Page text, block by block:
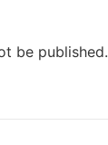
be published.